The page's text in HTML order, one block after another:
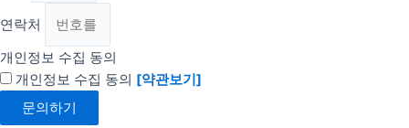
연락처
개인정보 수집 동의
개인정보 수집 동의 [약관보기]
문의하기